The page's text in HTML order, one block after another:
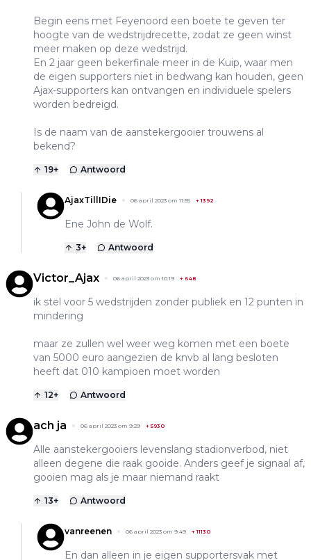
Begin eens met Feyenoord een boete te geven ter
hoogte van de wedstrijdrecette, zodat ze geen winst
meer maken op deze wedstrijd.
En 2 jaar geen bekerfinale meer in de Kuip, waar men
de eigen supporters niet in bedwang kan houden, geen
Ajax-supporters kan ontvangen en individuele spelers
worden bedreigd.
Is de naam van de aanstekergooier trouwens al
bekend?
19+ Antwoord
AjaxTillIDie 06 april 2023 om 11:55 +1392
Ene John de Wolf.
3+ Antwoord
Victor_Ajax 06 april 2023 om 10:19 + 648
ik stel voor 5 wedstrijden zonder publiek en 12 punten in
mindering
maar ze zullen wel weer weg komen met een boete
van 5000 euro aangezien de knvb al lang besloten
heeft dat 010 kampioen moet worden
12+ Antwoord
ach ja 06 april 2023 om 9:29 + 5930
Alle aanstekergooiers levenslang stadionverbod, niet
alleen degene die raak gooide. Anders geef je signaal af,
gooien mag als je maar niemand raakt
13+ Antwoord
vanreenen 06 april 2023 om 9:49 +11130
En dan alleen in je eigen supportersvak met